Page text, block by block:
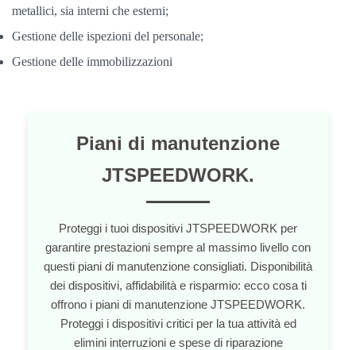
metallici, sia interni che esterni;
Gestione delle ispezioni del personale;
Gestione delle immobilizzazioni
Piani di manutenzione
JTSPEEDWORK.
Proteggi i tuoi dispositivi JTSPEEDWORK per
garantire prestazioni sempre al massimo livello con
questi piani di manutenzione consigliati. Disponibilità
dei dispositivi, affidabilità e risparmio: ecco cosa ti
offrono i piani di manutenzione JTSPEEDWORK.
Proteggi i dispositivi critici per la tua attività ed
elimini interruzioni e spese di riparazione